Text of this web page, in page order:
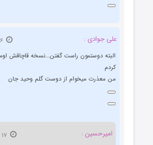
علی جوادی :
۱۶ آبان ۱۳۹۸
البته دوستمون راست گفتن…نسخه قاچاقش
کردم
من معذرت میخوام از دوست گلم وحید جان
امیرحسین :